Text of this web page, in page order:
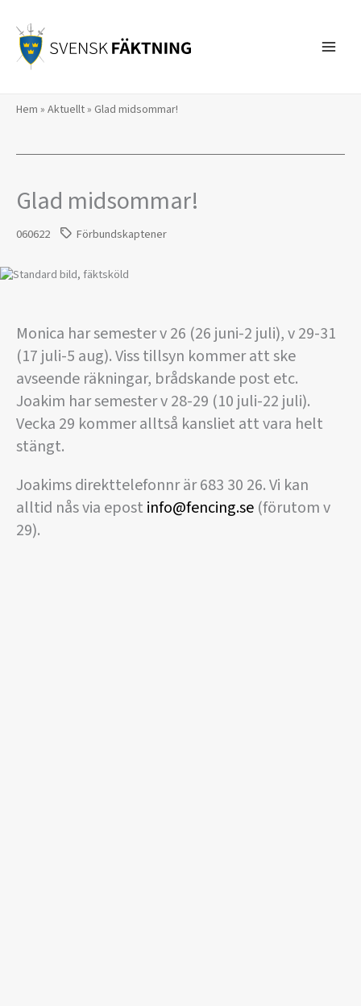
innehåll
Hem » Aktuellt» Glad midsommar!
Glad midsommar!
060622 Förbundskaptener
Monica har semester v 26 (26 juni-2 juli), v 29-31
(17 juli-5 aug). Viss tillsyn kommer att ske
avseende räkningar, brådskande post etc.
Joakim har semester v 28-29 (10 juli-22 juli).
Vecka 29 kommer alltså kansliet att vara helt
stängt.
Joakims direkttelefonnr är 683 30 26. Vi kan
alltid nås via epost info@fencing.se (förutom v
29).